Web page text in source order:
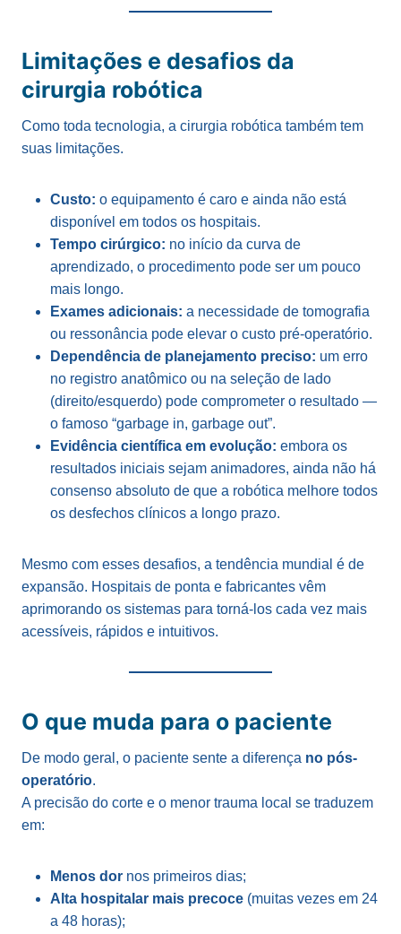
Limitações e desafios da
cirurgia robótica
Como toda tecnologia, a cirurgia robótica também tem
suas limitações.
Custo: o equipamento é caro e ainda não está
disponível em todos os hospitais.
Tempo cirúrgico: no início da curva de
aprendizado, o procedimento pode ser um pouco
mais longo.
Exames adicionais: a necessidade de tomografia
ou ressonância pode elevar o custo pré-operatório.
Dependência de planejamento preciso: um erro
no registro anatômico ou na seleção de lado
(direito/esquerdo) pode comprometer o resultado —
o famoso “garbage in, garbage out”.
Evidência científica em evolução: embora os
resultados iniciais sejam animadores, ainda não há
consenso absoluto de que a robótica melhore todos
os desfechos clínicos a longo prazo.
Mesmo com esses desafios, a tendência mundial é de
expansão. Hospitais de ponta e fabricantes vêm
aprimorando os sistemas para torná-los cada vez mais
acessíveis, rápidos e intuitivos.
O que muda para o paciente
De modo geral, o paciente sente a diferença no pós-
operatório.
A precisão do corte e o menor trauma local se traduzem
em:
Menos dor nos primeiros dias;
Alta hospitalar mais precoce (muitas vezes em 24
a 48 horas);